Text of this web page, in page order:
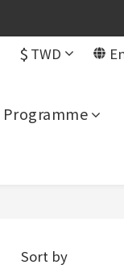
$ TWD
Sort by